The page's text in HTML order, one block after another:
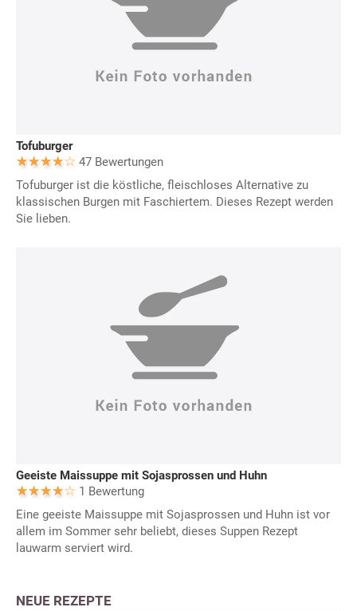
Tofuburger
47 Bewertungen
Tofuburger ist die köstliche, fleischloses Alternative zu
klassischen Burgen mit Faschiertem. Dieses Rezept werden
Sie lieben.
Geeiste Maissuppe mit Sojasprossen und Huhn
1 Bewertung
Eine geeiste Maissuppe mit Sojasprossen und Huhn ist vor
allem im Sommer sehr beliebt, dieses Suppen Rezept
lauwarm serviert wird.
NEUE REZEPTE